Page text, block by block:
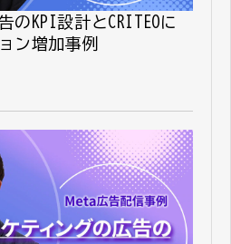
のKPI設計とCRITEOに
ン増加事例